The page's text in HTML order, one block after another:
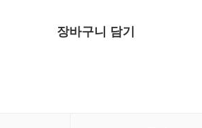
장바구니 담기